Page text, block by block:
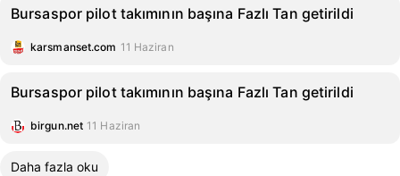
Bursaspor pilot takımının başına Fazlı Tan getirildi
karsmanset.com 11 Haziran
Bursaspor pilot takımının başına Fazlı Tan getirildi
birgun.net 11 Haziran
Daha fazla oku